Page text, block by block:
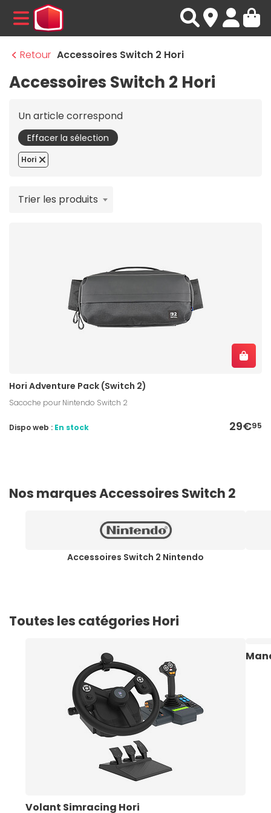
MENU
Retour Accessoires Switch 2 Hori
Accessoires Switch 2 Hori
Un article correspond
Effacer la sélection
Hori
Trier les produits
Hori Adventure Pack (Switch 2)
Sacoche pour Nintendo Switch 2
29€95
Dispo web : En stock
Nos marques Accessoires Switch 2
Accessoires Switch 2 Nintendo
Toutes les catégories Hori
Volant Simracing Hori